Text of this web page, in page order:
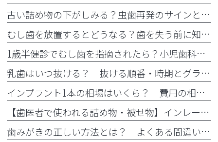
古い詰め物の下がしみる？虫歯再発のサインと痛くない精密治療
むし歯を放置するとどうなる？歯を失う前に知っておきたいリスク
1歳半健診でむし歯を指摘されたら？小児歯科の受診目安と治療内容
乳歯はいつ抜ける？ 抜ける順番・時期とグラグラした時の対処法
インプラント1本の相場はいくら？ 費用の相場や料金の内訳を紹介
【歯医者で使われる詰め物・被せ物】インレー・アンレー・クラウンとは？
歯みがきの正しい方法とは？ よくある間違いと正しい仕方を解説